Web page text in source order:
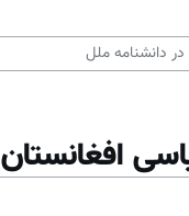
افغانستان